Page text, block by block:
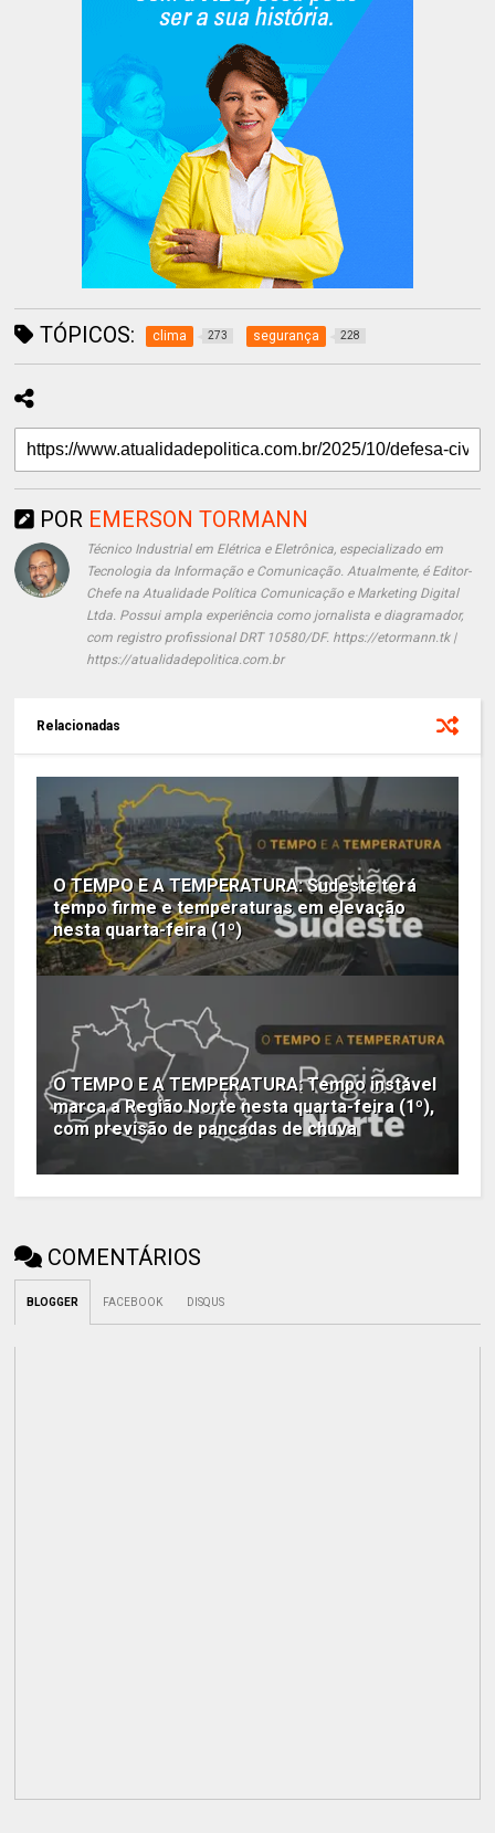
TÓPICOS: clima 273 segurança 228
POR EMERSON TORMANN
Técnico Industrial em Elétrica e Eletrônica, especializado em
Tecnologia da Informação e Comunicação. Atualmente, é Editor-
Chefe na Atualidade Política Comunicação e Marketing Digital
Ltda. Possui ampla experiência como jornalista e diagramador,
com registro profissional DRT 10580/DF. https://etormann.tk |
https://atualidadepolitica.com.br
Relacionadas
O TEMPO E A TEMPERATURA: Sudeste terá
tempo firme e temperaturas em elevação
nesta quarta-feira (1º)
O TEMPO E A TEMPERATURA: Tempo instável
marca a Região Norte nesta quarta-feira (1º),
com previsão de pancadas de chuva
COMENTÁRIOS
BLOGGER FACEBOOK DISQUS